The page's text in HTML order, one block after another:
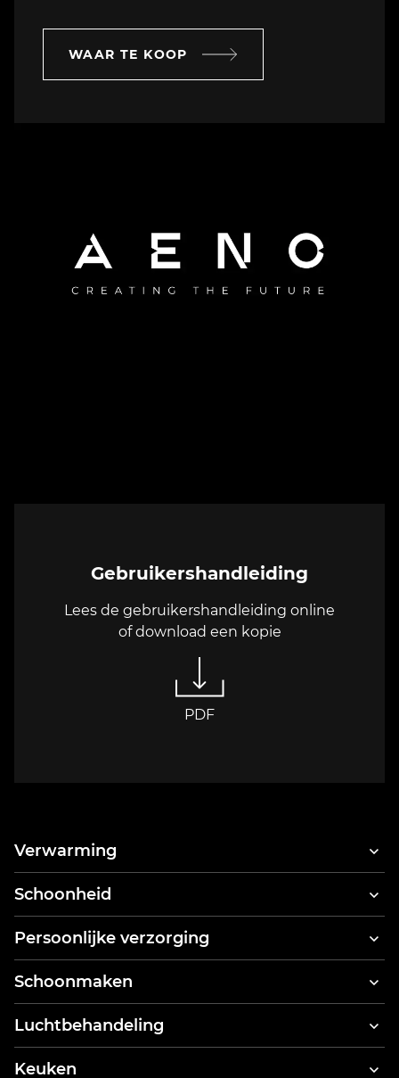
WAAR TE KOOP
Gebruikershandleiding
Lees de gebruikershandleiding online
of download een kopie
PDF
Verwarming
Schoonheid
Haarstyler & haardroger
Persoonlijke verzorging
Lichaamsweegschaal
Schoonmaken
Stoomreinigers
Luchtbehandeling
Keuken